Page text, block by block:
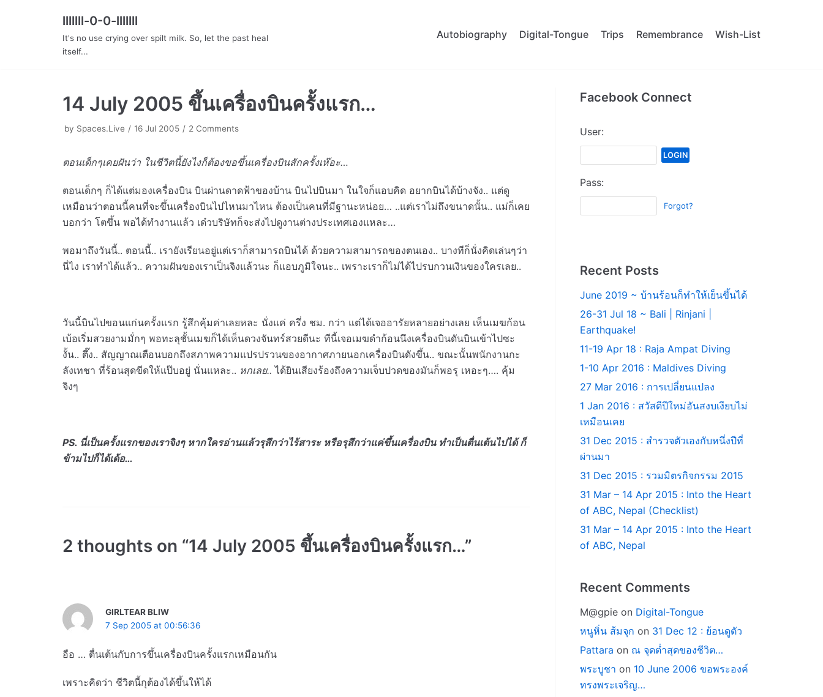
lllllll-0-0-lllllll
It's no use crying over spilt milk. So, let the past heal
itself...
Autobiography Digital-Tongue Trips Remembrance Wish-List
14 July 2005 ขึ้นเครื่องบินครั้งแรก…
by Spaces.Live 16 Jul 2005 2 Comments
ตอนเด็กๆเคยฝันว่า ในชีวิตนี้ยังไงก็ต้องขอขึ้นเครื่องบินสักครั้งเห๊อะ…
ตอนเด็กๆ ก็ได้แต่มองเครื่องบิน บินผ่านดาดฟ้าของบ้าน บินไปบินมา ในใจก็แอบคิด อยากบินได้บ้างจัง.. แต่ดู
เหมือนว่าตอนนี้คนที่จะขึ้นเครื่องบินไปไหนมาไหน ต้องเป็นคนที่มีฐานะหน่อย… ..แต่เราไม่ถึงขนาดนั้น.. แม่ก็เคย
บอกว่า โตขึ้น พอได้ทำงานแล้ว เด๋วบริษัทก็จะส่งไปดูงานต่างประเทศเองแหละ…
พอมาถึงวันนี้.. ตอนนี้.. เรายังเรียนอยู่แต่เราก็สามารถบินได้ ด้วยความสามารถของตนเอง.. บางทีก็นั่งคิดเล่นๆว่า
นี่ไง เราทำได้แล้ว.. ความฝันของเราเป็นจิงแล้วนะ ก็แอบภูมิใจนะ.. เพราะเราก็ไม่ได้ไปรบกวนเงินของใครเลย..
วันนี้บินไปขอนแก่นครั้งแรก รู้สึกคุ้มค่าเลยหละ นั่งแค่ ครึ่ง ชม. กว่า แต่ได้เจออารัยหลายอย่างเลย เห็นเมฆก้อน
เบ้อเริ่มสวยงามมั่กๆ พอทะลุชั้นเมฆก็ได้เห็นดวงจันทร์สวยดีนะ ทีนี้เจอเมฆดำก้อนนึงเครื่องบินดันบินเข้าไปซะ
งั้น.. ตึ๊ง.. สัญญาณเตือนบอกถึงสภาพความแปรปรวนของอากาศภายนอกเครื่องบินดังขึ้น.. ขณะนั้นพนักงานกะ
ลังเทชา ที่ร้อนสุดขีดให้แป๊บอยู่ นั่นแหละ.. หกเลย..ได้ยินเสียงร้องถึงความเจ็บปวดของมันก็พอรุ เหอะๆ…. คุ้ม
จิงๆ
PS. นี่เป็นครั้งแรกของเราจิงๆ หากใครอ่านแล้วรุสึกว่าไร้สาระ หรือรุสึกว่าแค่ขึ้นเครื่องบิน ทำเป็นตื่นเต้นไปได้ ก็
ข้ามไปก็ได้เด้อ…
2 thoughts on “14 July 2005 ขึ้นเครื่องบินครั้งแรก…”
GIRLTEAR BLIW
7 Sep 2005 at 00:56:36
อือ … ตื่นเต้นกับการขึ้นเครื่องบินครั้งแรกเหมือนกัน
เพราะคิดว่า ชีวิตนี้กุต้องได้ขึ้นให้ได้
Facebook Connect
User:
Pass:
Forgot?
Recent Posts
June 2019 ~ บ้านร้อนก็ทำให้เย็นขึ้นได้
26-31 Jul 18 ~ Bali | Rinjani |
Earthquake!
11-19 Apr 18 : Raja Ampat Diving
1-10 Apr 2016 : Maldives Diving
27 Mar 2016 : การเปลี่ยนแปลง
1 Jan 2016 : สวัสดีปีใหม่อันสงบเงียบไม่
เหมือนเคย
31 Dec 2015 : สำรวจตัวเองกับหนึ่งปีที่
ผ่านมา
31 Dec 2015 : รวมมิตรกิจกรรม 2015
31 Mar – 14 Apr 2015 : Into the Heart
of ABC, Nepal (Checklist)
31 Mar – 14 Apr 2015 : Into the Heart
of ABC, Nepal
Recent Comments
M@gpie on Digital-Tongue
หนูหิ่น ส้มจุก on 31 Dec 12 : ย้อนดูตัว
Pattara on ณ จุดต่ำสุดของชีวิต…
พระบูชา on 10 June 2006 ขอพระองค์
ทรงพระเจริญ…